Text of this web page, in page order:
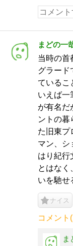
まどの一
当時の首
グラード
ているこ
いえば一
が有名だ
ントの暮
た旧東プ
マン、シ
はり紀行
とはなく
いを馳せ
ナイス
コメント
ま